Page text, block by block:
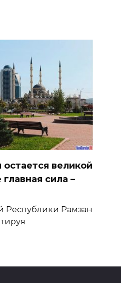
великой
сила –
Республики Рамзан